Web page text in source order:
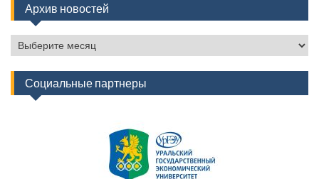
Архив новостей
Архив
новостей
Социальные партнеры